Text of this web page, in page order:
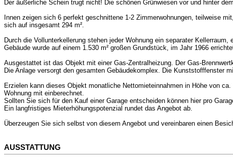
Der äußerliche Schein trugt nicht! Die schönen Grünwiesen vor und hinter
Innen zeigen sich 6 perfekt geschnittene 1-2 Zimmerwohnungen, teilweise
sich auf insgesamt 294 m².
Durch die Vollunterkellerung stehen jeder Wohnung ein separater
Gebäude wurde auf einem 1.530 m² großen Grundstück, im Jahr 1966
Ausgestattet ist das Objekt mit einer Gas-Zentralheizung. Der Gas-
Die Anlage versorgt den gesamten Gebäudekomplex. Die Kunststofffenster
Erzielen kann dieses Objekt monatliche Nettomieteinnahmen in Höhe von
Wohnung mit einberechnet.
Sollten Sie sich für den Kauf einer Garage entscheiden können hier pro
Ein langfristiges Mieterhöhungspotenzial rundet das Angebot ab.
Überzeugen Sie sich selbst von diesem Angebot und vereinbaren einen
AUSSTATTUNG